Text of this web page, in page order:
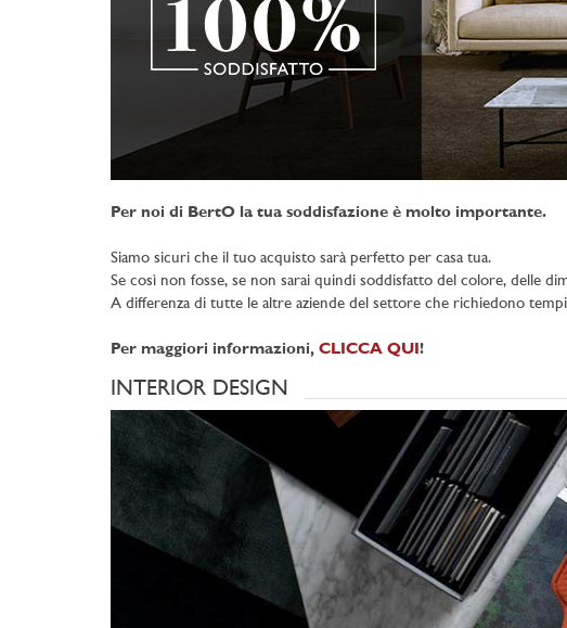
Per noi di BertO la tua soddisfazione è molto importante.
Siamo sicuri che il tuo acquisto sarà perfetto per casa tua.
Se così non fosse, se non sarai quindi soddisfatto del colore, delle
A differenza di tutte le altre aziende del settore che richiedono
Per maggiori informazioni, CLICCA QUI!
INTERIOR DESIGN